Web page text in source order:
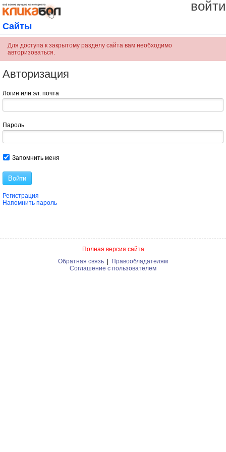
войти
Сайты
Для доступа к закрытому разделу сайта вам необходимо
авторизоваться.
Авторизация
Логин или эл. почта
Пароль
Запомнить меня
Войти
Регистрация
Напомнить пароль
Полная версия сайта
Обратная связь
Правообладателям
Соглашение с пользователем